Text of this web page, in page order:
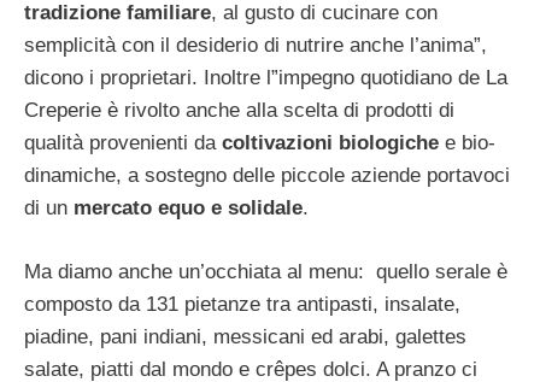
tradizione familiare, al gusto di cucinare con
semplicità con il desiderio di nutrire anche l’anima”,
dicono i proprietari. Inoltre l”impegno quotidiano de La
Creperie è rivolto anche alla scelta di prodotti di
qualità provenienti da coltivazioni biologiche e bio-
dinamiche, a sostegno delle piccole aziende portavoci
di un mercato equo e solidale.
Ma diamo anche un’occhiata al menu: quello serale è
composto da 131 pietanze tra antipasti, insalate,
piadine, pani indiani, messicani ed arabi, galettes
salate, piatti dal mondo e crêpes dolci. A pranzo ci